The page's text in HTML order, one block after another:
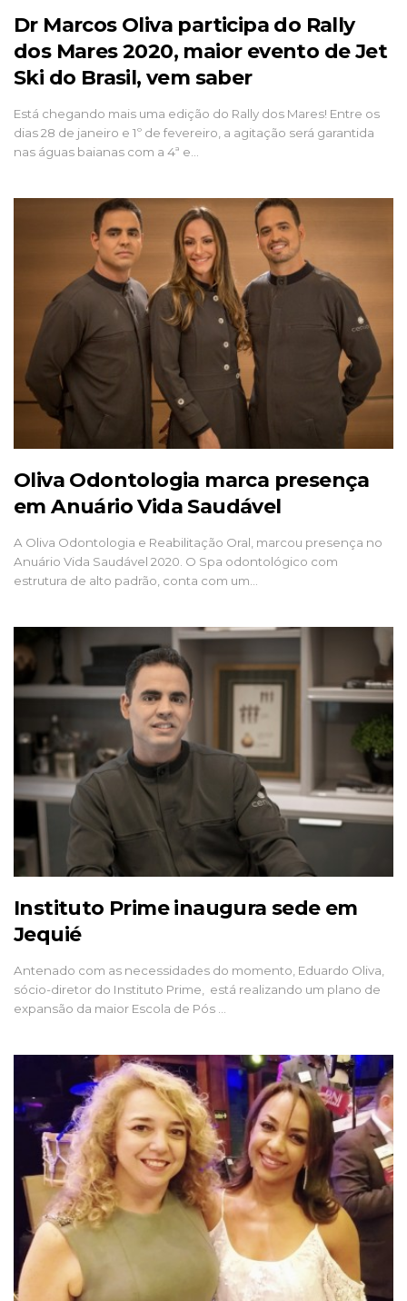
Dr Marcos Oliva participa do Rally
dos Mares 2020, maior evento de Jet
Ski do Brasil, vem saber
Está chegando mais uma edição do Rally dos Mares! Entre os
dias 28 de janeiro e 1º de fevereiro, a agitação será garantida
nas águas baianas com a 4ª e…
Oliva Odontologia marca presença
em Anuário Vida Saudável
A Oliva Odontologia e Reabilitação Oral, marcou presença no
Anuário Vida Saudável 2020. O Spa odontológico com
estrutura de alto padrão, conta com um…
Instituto Prime inaugura sede em
Jequié
Antenado com as necessidades do momento, Eduardo Oliva,
sócio-diretor do Instituto Prime, está realizando um plano de
expansão da maior Escola de Pós …